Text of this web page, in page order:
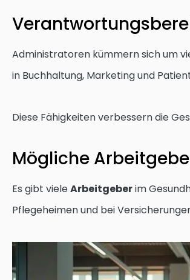
Administratoren kümmern sich um
in Buchhaltung, Marketing und
Diese Fähigkeiten verbessern die
Mögliche
Es gibt vieleArbeitgeberim
Pflegeheimen und bei